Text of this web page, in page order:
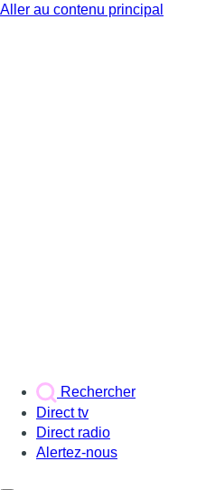
Aller au contenu principal
Rechercher
Direct tv
Direct radio
Alertez-nous